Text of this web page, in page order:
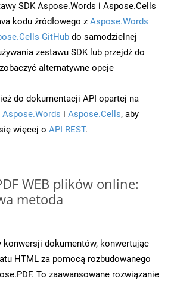
SDK Aspose.Words i Aspose.Cells
kodu źródłowego z Aspose.Words
GitHub do samodzielnej
zestawu SDK lub przejdź do
alternatywne opcje
do dokumentacji API opartej na
Aspose.Words i Aspose.Cells, aby
więcej o API REST.
WEB plików online:
metoda
konwersji dokumentów, konwertując
HTML za pomocą rozbudowanego
To zaawansowane rozwiązanie